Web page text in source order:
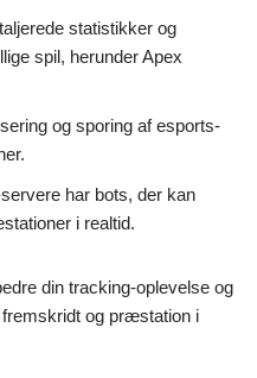
statistikker og
spil, herunder Apex
og sporing af esports-
har bots, der kan
i realtid.
din tracking-oplevelse og
og præstation i